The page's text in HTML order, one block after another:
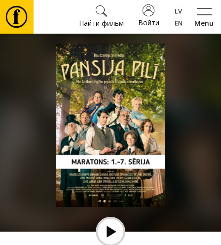
Menu
Войти
Найти фильм
Фильмы
Билеты
Культура
Мероприятия
Подарки